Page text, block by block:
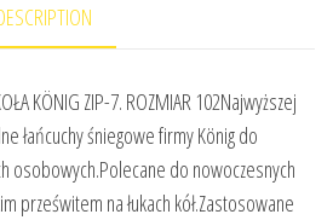
KÖNIG ZIP-7. ROZMIAR 102Najwyższej
łańcuchy śniegowe firmy König do
osobowych.Polecane do nowoczesnych
prześwitem na łukach kół.Zastosowane